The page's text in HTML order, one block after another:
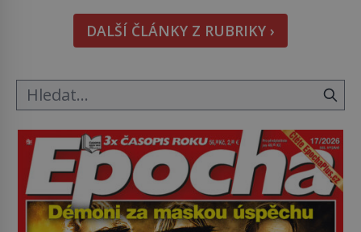
znetvořené válkou, tresty nebo nehodami. Jejich
metody jsou překvapivě promyšlené a některé
principy používají chirurgové dodnes. Úplně první
DALŠÍ ČLÁNKY Z RUBRIKY ›